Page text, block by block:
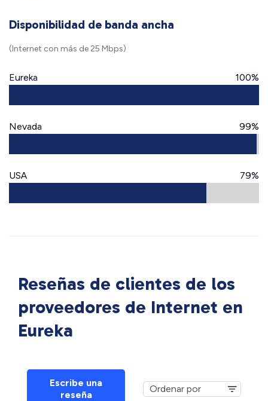
Disponibilidad de banda ancha
(Internet con más de 25 Mbps)
Eureka 100%
Nevada 99%
USA 79%
Reseñas de clientes de los
proveedores de Internet en
Eureka
Escribe una
reseña